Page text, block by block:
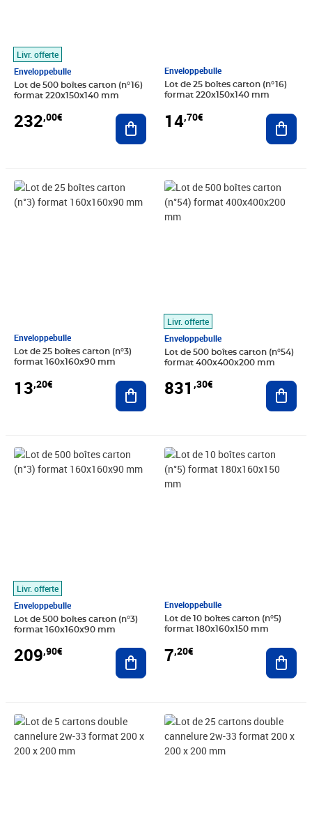
Livr. offerte
Enveloppebulle
Lot de 500 boîtes carton (n°16)
format 220x150x140 mm
232,00€ Ajouter au panier
Enveloppebulle
Lot de 25 boîtes carton (n°16)
format 220x150x140 mm
14,70€
Enveloppebulle
Lot de 25 boîtes carton (n°3)
format 160x160x90 mm
13,20€
Prix 13,20€
Ajouter au panier
Livr. offerte
Enveloppebulle
Lot de 500 boîtes carton (n°54)
format 400x400x200 mm
831 ,30€
Prix 831,30€
Livr. offerte
Enveloppebulle
Lot de 500 boîtes carton (n°3)
format 160x160x90 mm
209,90€
Prix 209,90€
Ajouter au panier
Enveloppebulle
Lot de 10 boîtes carton (n°5)
format 180x160x150 mm
7,20€
Prix 7,20€
Prix 10,30€ Prix 34,00€